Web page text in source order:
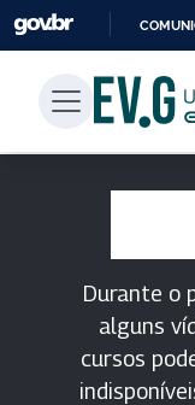
Durante o
alguns
cursos